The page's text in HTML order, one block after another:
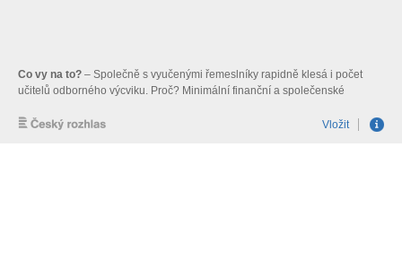
Co vy na to? – Společně s vyučenými řemeslníky rapidně klesá i počet
učitelů odborného výcviku. Proč? Minimální finanční a společenské
výcviku na školách?
Vložit